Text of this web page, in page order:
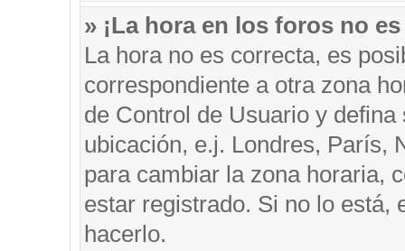
» ¡La hora en los foros no
La hora no es correcta, es
correspondiente a otra zona
de Control de Usuario y
ubicación, e.j. Londres, París,
para cambiar la zona horaria,
estar registrado. Si no lo está,
hacerlo.